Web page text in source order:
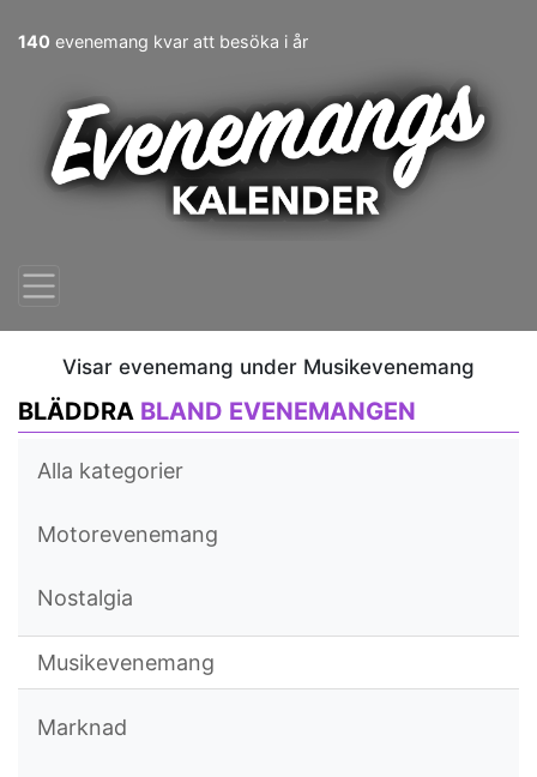
140 evenemang kvar att besöka i år
Visar evenemang under Musikevenemang
BLÄDDRA BLAND EVENEMANGEN
Alla kategorier
Motorevenemang
Nostalgia
Musikevenemang
Marknad